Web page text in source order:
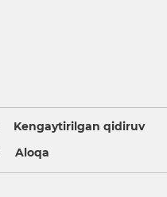
Kengaytirilgan qidiruv
Aloqa